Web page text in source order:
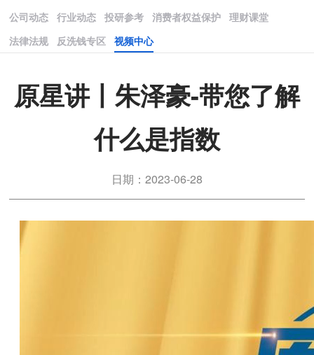
公司动态
行业动态 投研参考 消费者权益保护
理财课堂
法律法规
反洗钱专区 视频中心
原星讲丨朱泽豪-带您了解
什么是指数
日期：2023-06-28